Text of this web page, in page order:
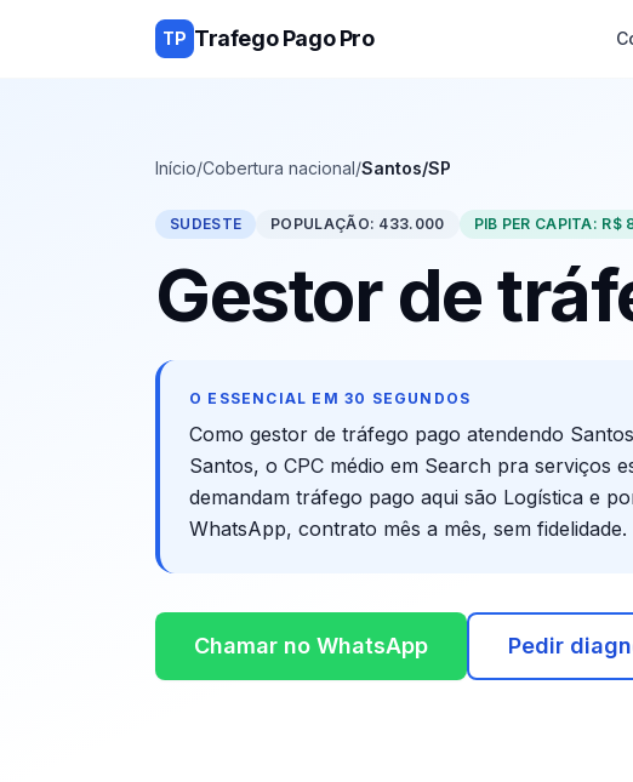
TP Trafego Pago Pro
Início/Cobertura nacional/Santos/SP
SUDESTE POPULAÇÃO: 433.000 PIB PER CAPITA: R$
Gestor de
O ESSENCIAL EM 30 SEGUNDOS
Como gestor de tráfego pago atendendo Santos
Santos, o CPC médio em Search pra serviços
demandam tráfego pago aqui são Logística e
WhatsApp, contrato mês a mês, sem fidelidade.
Chamar no WhatsApp Pedir